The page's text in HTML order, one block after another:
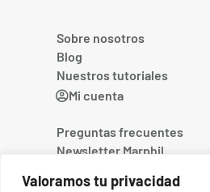
Valoramos tu privacidad
Sobre nosotros
Blog
Nuestros tutoriales
Mi cuenta
Preguntas frecuentes
Newsletter Marphil